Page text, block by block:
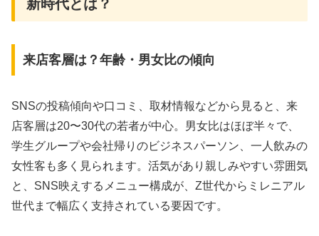
新時代とは？
来店客層は？年齢・男女比の傾向
SNSの投稿傾向や口コミ、取材情報などから見ると、来
店客層は20〜30代の若者が中心。男女比はほぼ半々で、
学生グループや会社帰りのビジネスパーソン、一人飲みの
女性客も多く見られます。活気があり親しみやすい雰囲気
と、SNS映えするメニュー構成が、Z世代からミレニアル
世代まで幅広く支持されている要因です。